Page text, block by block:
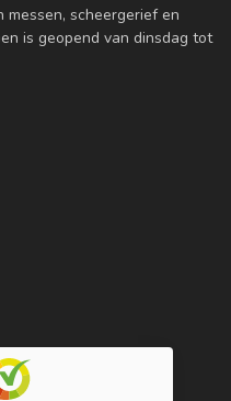
scheergerief en
is geopend van dinsdag tot